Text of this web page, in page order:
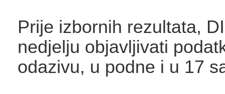
Prije izbornih rezultata,
nedjelju objavljivati
odazivu, u podne i u 17